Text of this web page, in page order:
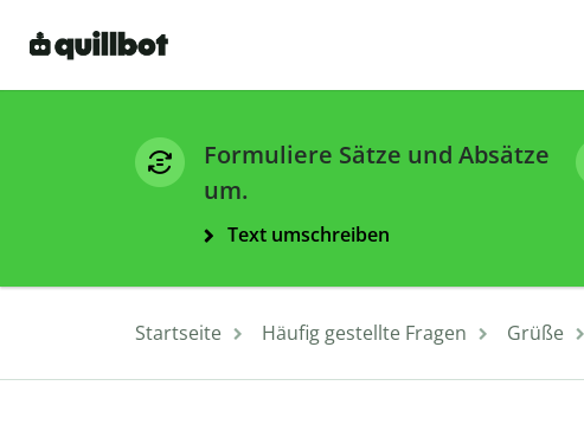
Formuliere Sätze und Absätze
um.
Text umschreiben
Startseite Häufig gestellte Fragen Grüße